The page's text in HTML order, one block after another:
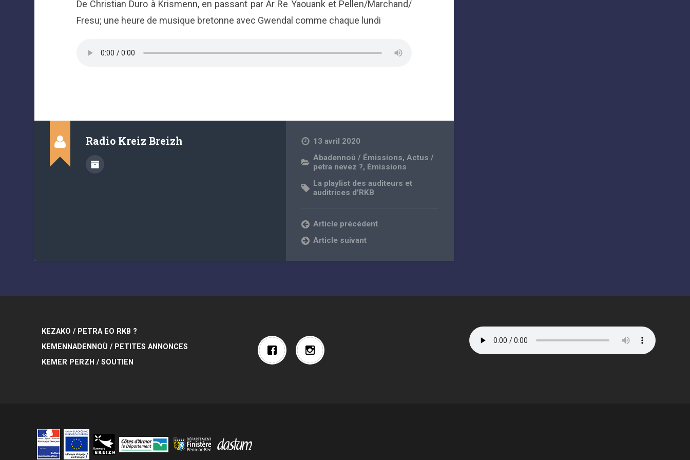
De Christian Duro à Krismenn, en passant par Ar Re Yaouank et Pellen/Marchand/
Fresu; une heure de musique bretonne avec Gwendal comme chaque lundi
Radio Kreiz Breizh
13 avril 2020
Abadennoù / Émissions,Actus /
petra nevez ?, Émissions
La playlist des auditeurs et
auditrices d'RKB
Article précédent
Article suivant
KEZAKO / PETRA EO RKB ?
KEMENNADENNOÙ / PETITES ANNONCES
KEMER PERZH / SOUTIEN